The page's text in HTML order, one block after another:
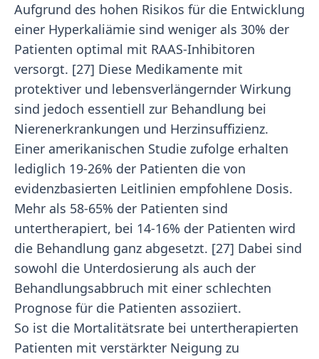
Aufgrund des hohen Risikos für die Entwicklung
einer Hyperkaliämie sind weniger als 30% der
Patienten optimal mit RAAS-Inhibitoren
versorgt. [27] Diese Medikamente mit
protektiver und lebensverlängernder Wirkung
sind jedoch essentiell zur Behandlung bei
Nierenerkrankungen und Herzinsuffizienz.
Einer amerikanischen Studie zufolge erhalten
lediglich 19-26% der Patienten die von
evidenzbasierten Leitlinien empfohlene Dosis.
Mehr als 58-65% der Patienten sind
untertherapiert, bei 14-16% der Patienten wird
die Behandlung ganz abgesetzt. [27] Dabei sind
sowohl die Unterdosierung als auch der
Behandlungsabbruch mit einer schlechten
Prognose für die Patienten assoziiert.
So ist die Mortalitätsrate bei untertherapierten
Patienten mit verstärkter Neigung zu